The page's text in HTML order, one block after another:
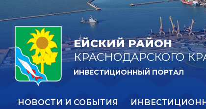
ЕЙСКИЙ РАЙОН
КРАСНОДАРСКОГО
ИНВЕСТИЦИОННЫЙ ПОРТАЛ
НОВОСТИ И СОБЫТИЯ